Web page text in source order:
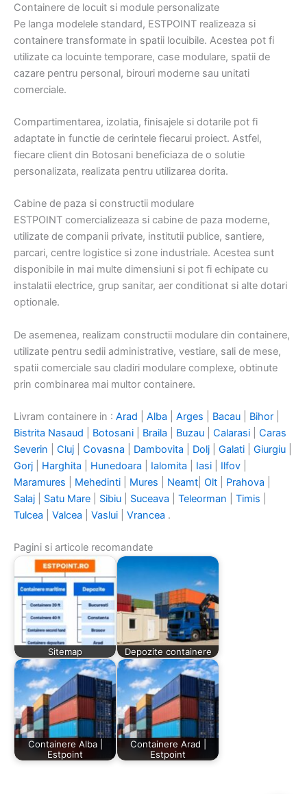
Containere de locuit si module personalizate
Pe langa modelele standard, ESTPOINT realizeaza si
containere transformate in spatii locuibile. Acestea pot fi
utilizate ca locuinte temporare, case modulare, spatii de
cazare pentru personal, birouri moderne sau unitati
comerciale.
Compartimentarea, izolatia, finisajele si dotarile pot fi
adaptate in functie de cerintele fiecarui proiect. Astfel,
fiecare client din Botosani beneficiaza de o solutie
personalizata, realizata pentru utilizarea dorita.
Cabine de paza si constructii modulare
ESTPOINT comercializeaza si cabine de paza moderne,
utilizate de companii private, institutii publice, santiere,
parcari, centre logistice si zone industriale. Acestea sunt
disponibile in mai multe dimensiuni si pot fi echipate cu
instalatii electrice, grup sanitar, aer conditionat si alte dotari
optionale.
De asemenea, realizam constructii modulare din containere,
utilizate pentru sedii administrative, vestiare, sali de mese,
spatii comerciale sau cladiri modulare complexe, obtinute
prin combinarea mai multor containere.
Livram containere in : Arad Alba Arges Bacau Bihor
Bistrita Nasaud
Botosani Braila Buzau Calarasi
Caras
Severin
Cluj Covasna Dambovita Dolj Galati Giurgiu
Gorj
Harghita Hunedoara Ialomita Iasi Ilfov
Maramures
Mehedinti Mures Neamt Olt Prahova
Salaj
Satu Mare Sibiu Suceava Teleorman Timis
Tulcea
Valcea Vaslui Vrancea .
Pagini si articole recomandate
Sitemap Depozite containere
Containere Alba |
Estpoint
Containere Arad |
Estpoint